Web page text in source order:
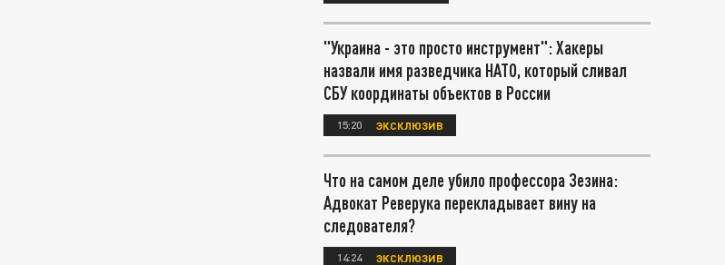
"Украина - это просто инструмент": Хакеры
назвали имя разведчика НАТО, который сливал
СБУ координаты объектов в России
15:20 ЭКСКЛЮЗИВ
Что на самом деле убило профессора Зезина:
Адвокат Реверука перекладывает вину на
следователя?
14:24 ЭКСКЛЮЗИВ